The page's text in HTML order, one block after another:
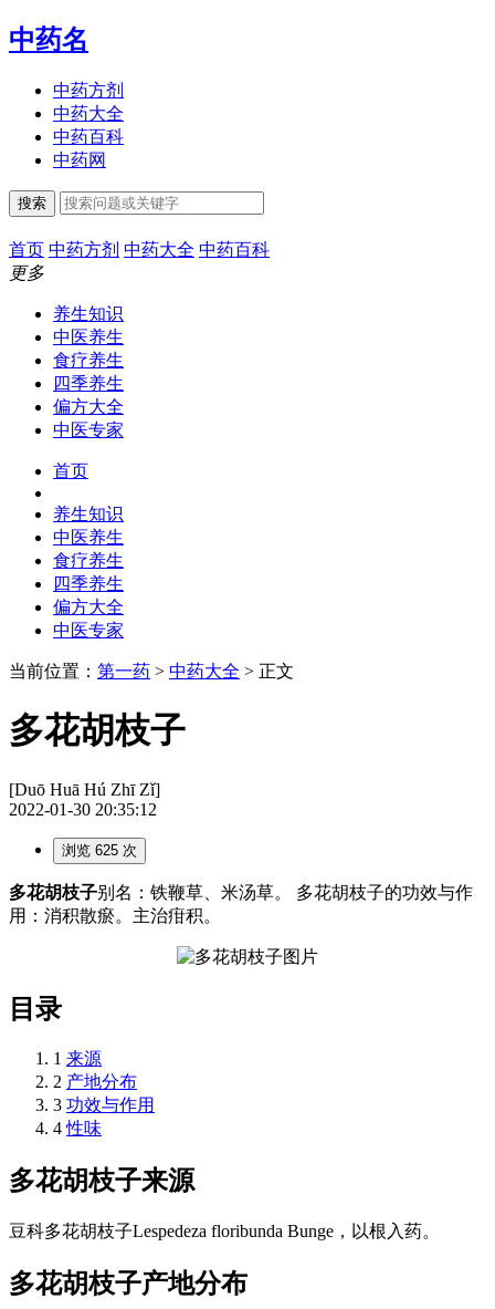
中药名
中药方剂
中药大全
中药百科
中药网
搜索
首页 中药方剂 中药大全 中药百科
更多
养生知识
中医养生
食疗养生
四季养生
偏方大全
中医专家
首页
养生知识
中医养生
食疗养生
四季养生
偏方大全
中医专家
当前位置： 第一药 > 中药大全 > 正文
多花胡枝子
[Duō Huā Hú Zhī Zǐ]
2022-01-30 20:35:12
浏览 625 次
多花胡枝子别名：铁鞭草、米汤草。 多花胡枝子的功效与作
用：消积散瘀。主治疳积。
目录
1 来源
2 产地分布
3 功效与作用
4 性味
多花胡枝子来源
豆科多花胡枝子Lespedeza floribunda Bunge，以根入药。
多花胡枝子产地分布